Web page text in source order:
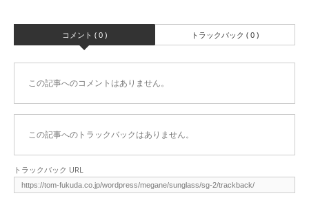
コメント ( 0 ) トラックバック ( 0 )
この記事へのコメントはありません。
この記事へのトラックバックはありません。
トラックバック URL